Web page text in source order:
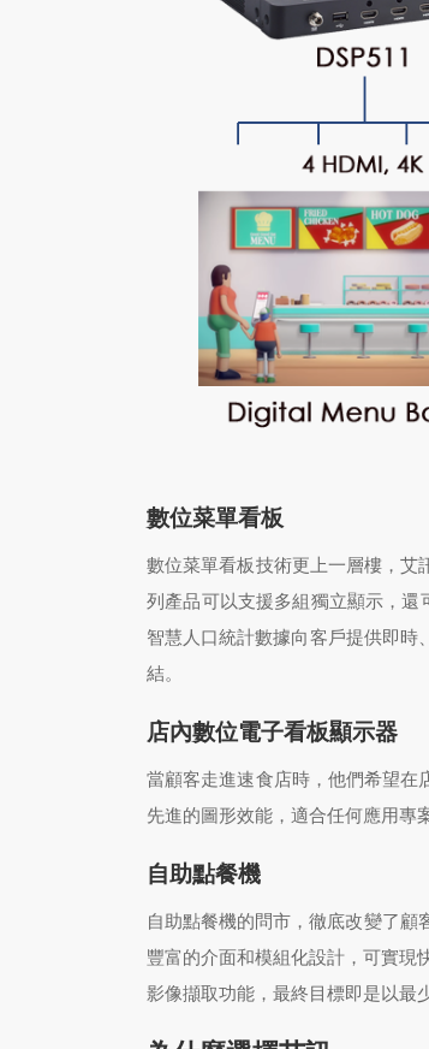
數位菜單看板
數位菜單看板技術更上一層樓，艾
列產品可以支援多組獨立顯示，
智慧人口統計數據向客戶提供即時
結。
店內數位電子看板顯示器
當顧客走進速食店時，他們希望在
先進的圖形效能，適合任何應用專
自助點餐機
自助點餐機的問市，徹底改變了顧
豐富的介面和模組化設計，可實現
影像擷取功能，最終目標即是以最